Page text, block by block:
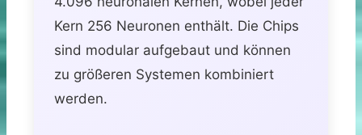
Kern 256 Neuronen enthält. Die Chips
sind modular aufgebaut und können
zu größeren Systemen kombiniert
werden.